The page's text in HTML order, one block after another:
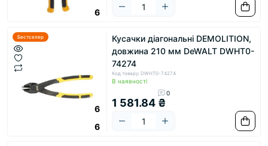
6
Бестселер
6
6
Кусачки діагональні DEMOLITION,
довжина 210 мм DeWALT DWHT0-
74274
Код товару: DWHT0-74274
В наявності
0
1 581.84 ₴